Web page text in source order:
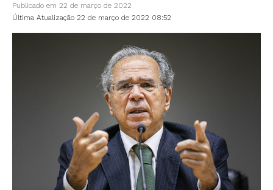
Última Atualização 22 de março de 2022 08:52
Publicado em 22 de março de 2022